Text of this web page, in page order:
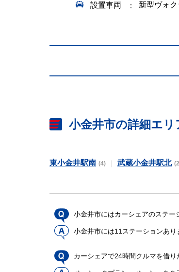
設置車両 新型ヴォ
小金井市の詳細エリ
東小金井駅南 (4) 武蔵小金井駅北
小金井市にはカーシェアのステー
小金井市には11ステーションあり
カーシェアで24時間クルマを借り